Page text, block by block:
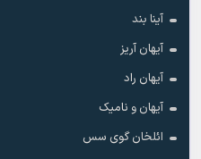
آینا بند
آیهان آریز
آیهان راد
آیهان و نامیک
ائلخان گوی سس